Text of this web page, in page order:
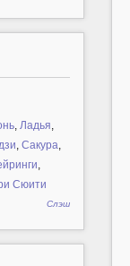
Ладья
Сакура
Сюити
Слэш